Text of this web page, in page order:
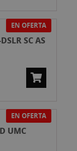
EN OFERTA
SC AS
EN OFERTA
UMC